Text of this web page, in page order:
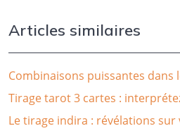
Articles similaires
Combinaisons puissantes dans
Tirage tarot 3 cartes :
Le tirage indira : révélations